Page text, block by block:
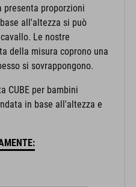
presenta proporzioni
all'altezza si può
Le nostre
della misura coprono una
si sovrappongono.
CUBE per bambini
in base all'altezza e